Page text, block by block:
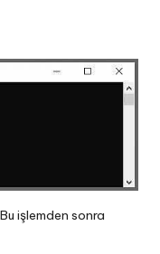
işlemden sonra